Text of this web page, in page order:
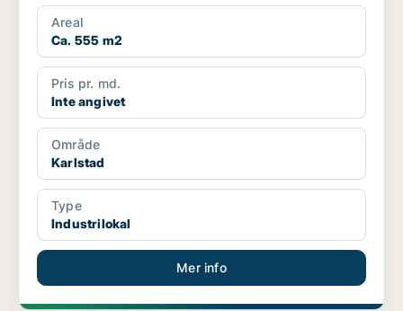
Areal
Ca. 555 m2
Pris pr. md.
Inte angivet
Område
Karlstad
Type
Industrilokal
Mer info